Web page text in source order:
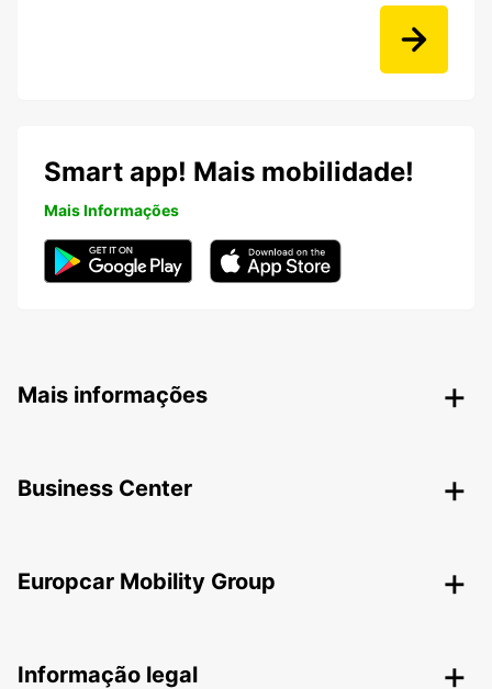
Smart app! Mais mobilidade!
Mais Informações
Mais informações
Business Center
Europcar Mobility Group
Informação legal